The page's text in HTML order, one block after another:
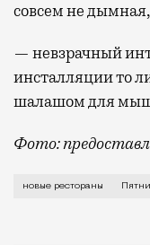
совсем не
— невзрачный
инсталляции то
шалашом для
Фото:
В ресторане
новые рестораны